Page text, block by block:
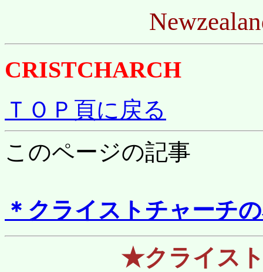
CRISTCHARCH
ＴＯＰ頁に戻る
このページの記事
＊クライストチャーチ
★クライス